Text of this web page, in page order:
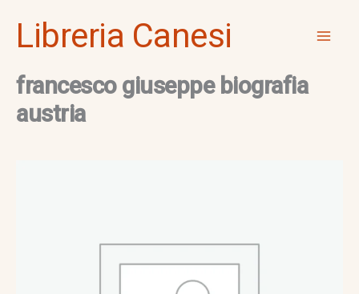
Libreria Canesi
francesco giuseppe biografia
austria